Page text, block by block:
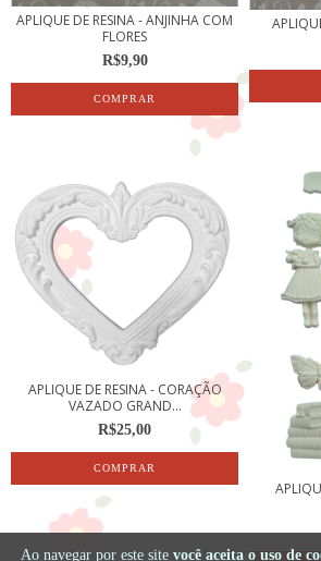
Ao navegar por este site você aceita o uso de
APLIQUE DE RESINA - ANJINHA COM
FLORES
R$9,90
APLIQUE DE RESINA - CORAÇÃO
VAZADO GRAND...
R$25,00